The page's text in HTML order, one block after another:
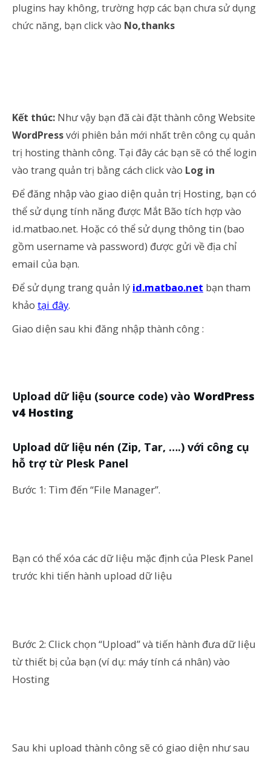
plugins hay không, trường hợp các bạn chưa sử dụng
chức năng, bạn click vào No,thanks
Kết thúc: Như vậy bạn đã cài đặt thành công Website
WordPressvới phiên bản mới nhất trên công cụ quản
trị hosting thành công. Tại đây các bạn sẽ có thể login
vào trang quản trị bằng cách click vào Log in
Để đăng nhập vào giao diện quản trị Hosting, bạn có
thể sử dụng tính năng được Mắt Bão tích hợp vào
id.matbao.net. Hoặc có thể sử dụng thông tin (bao
gồm username và password) được gửi về địa chỉ
email của bạn.
Để sử dụng trang quản lý id.matbao.net bạn tham
khảo tại đây.
Giao diện sau khi đăng nhập thành công :
Upload dữ liệu (source code) vào WordPress
v4 Hosting
Upload dữ liệu nén (Zip, Tar, ….) với công cụ
hỗ trợ từ Plesk Panel
Bước 1: Tìm đến “File Manager”.
Bạn có thể xóa các dữ liệu mặc định của Plesk Panel
trước khi tiến hành upload dữ liệu
Bước 2: Click chọn “Upload” và tiến hành đưa dữ liệu
từ thiết bị của bạn (ví dụ: máy tính cá nhân) vào
Hosting
Sau khi upload thành công sẽ có giao diện như sau